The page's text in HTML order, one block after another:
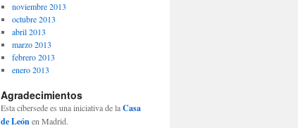
noviembre 2013
octubre 2013
abril 2013
marzo 2013
febrero 2013
enero 2013
Agradecimientos
Esta cibersede es una iniciativa de laCasa
de Leónen Madrid.